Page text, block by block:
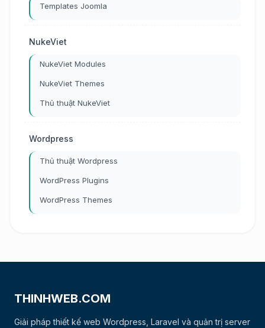
Templates Joomla
NukeViet
NukeViet Modules
NukeViet Themes
Thủ thuật NukeViet
Wordpress
Thủ thuật Wordpress
WordPress Plugins
WordPress Themes
THINHWEB.COM
Giải pháp thiết kế web Wordpress, Laravel và quản trị server